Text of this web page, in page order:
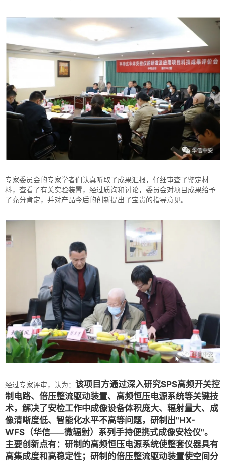
专家委员会的专家学者们认真听取了成果汇报，仔细审查了鉴定材
料，查看了有关实验装置，经过质询和讨论，委员会对项目成果给予
了充分肯定，并对产品今后的创新提出了宝贵的指导意见。
经过专家评审，认为： 该项目方通过深入研究SPS高频开关控
制电路、倍压整流驱动装置、高频恒压电源系统等关键技
术，解决了安检工作中成像设备体积庞大、辐射量大、成
像清晰度低、智能化水平不高等问题，研制出"HX-
WFS（华信——微辐射）系列手持便携式成像安检仪"。
主要创新点有：研制的高频恒压电源系统使整套仪器具有
高集成度和高稳定性；研制的倍压整流驱动装置使空间分